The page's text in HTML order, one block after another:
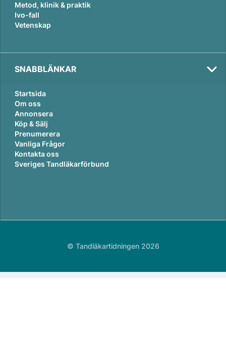
Metod, klinik & praktik
Ivo-fall
Vetenskap
SNABBLÄNKAR
Startsida
Om oss
Annonsera
Köp & Sälj
Prenumerera
Vanliga Frågor
Kontakta oss
Sveriges Tandläkarförbund
© Tandläkartidningen 2026